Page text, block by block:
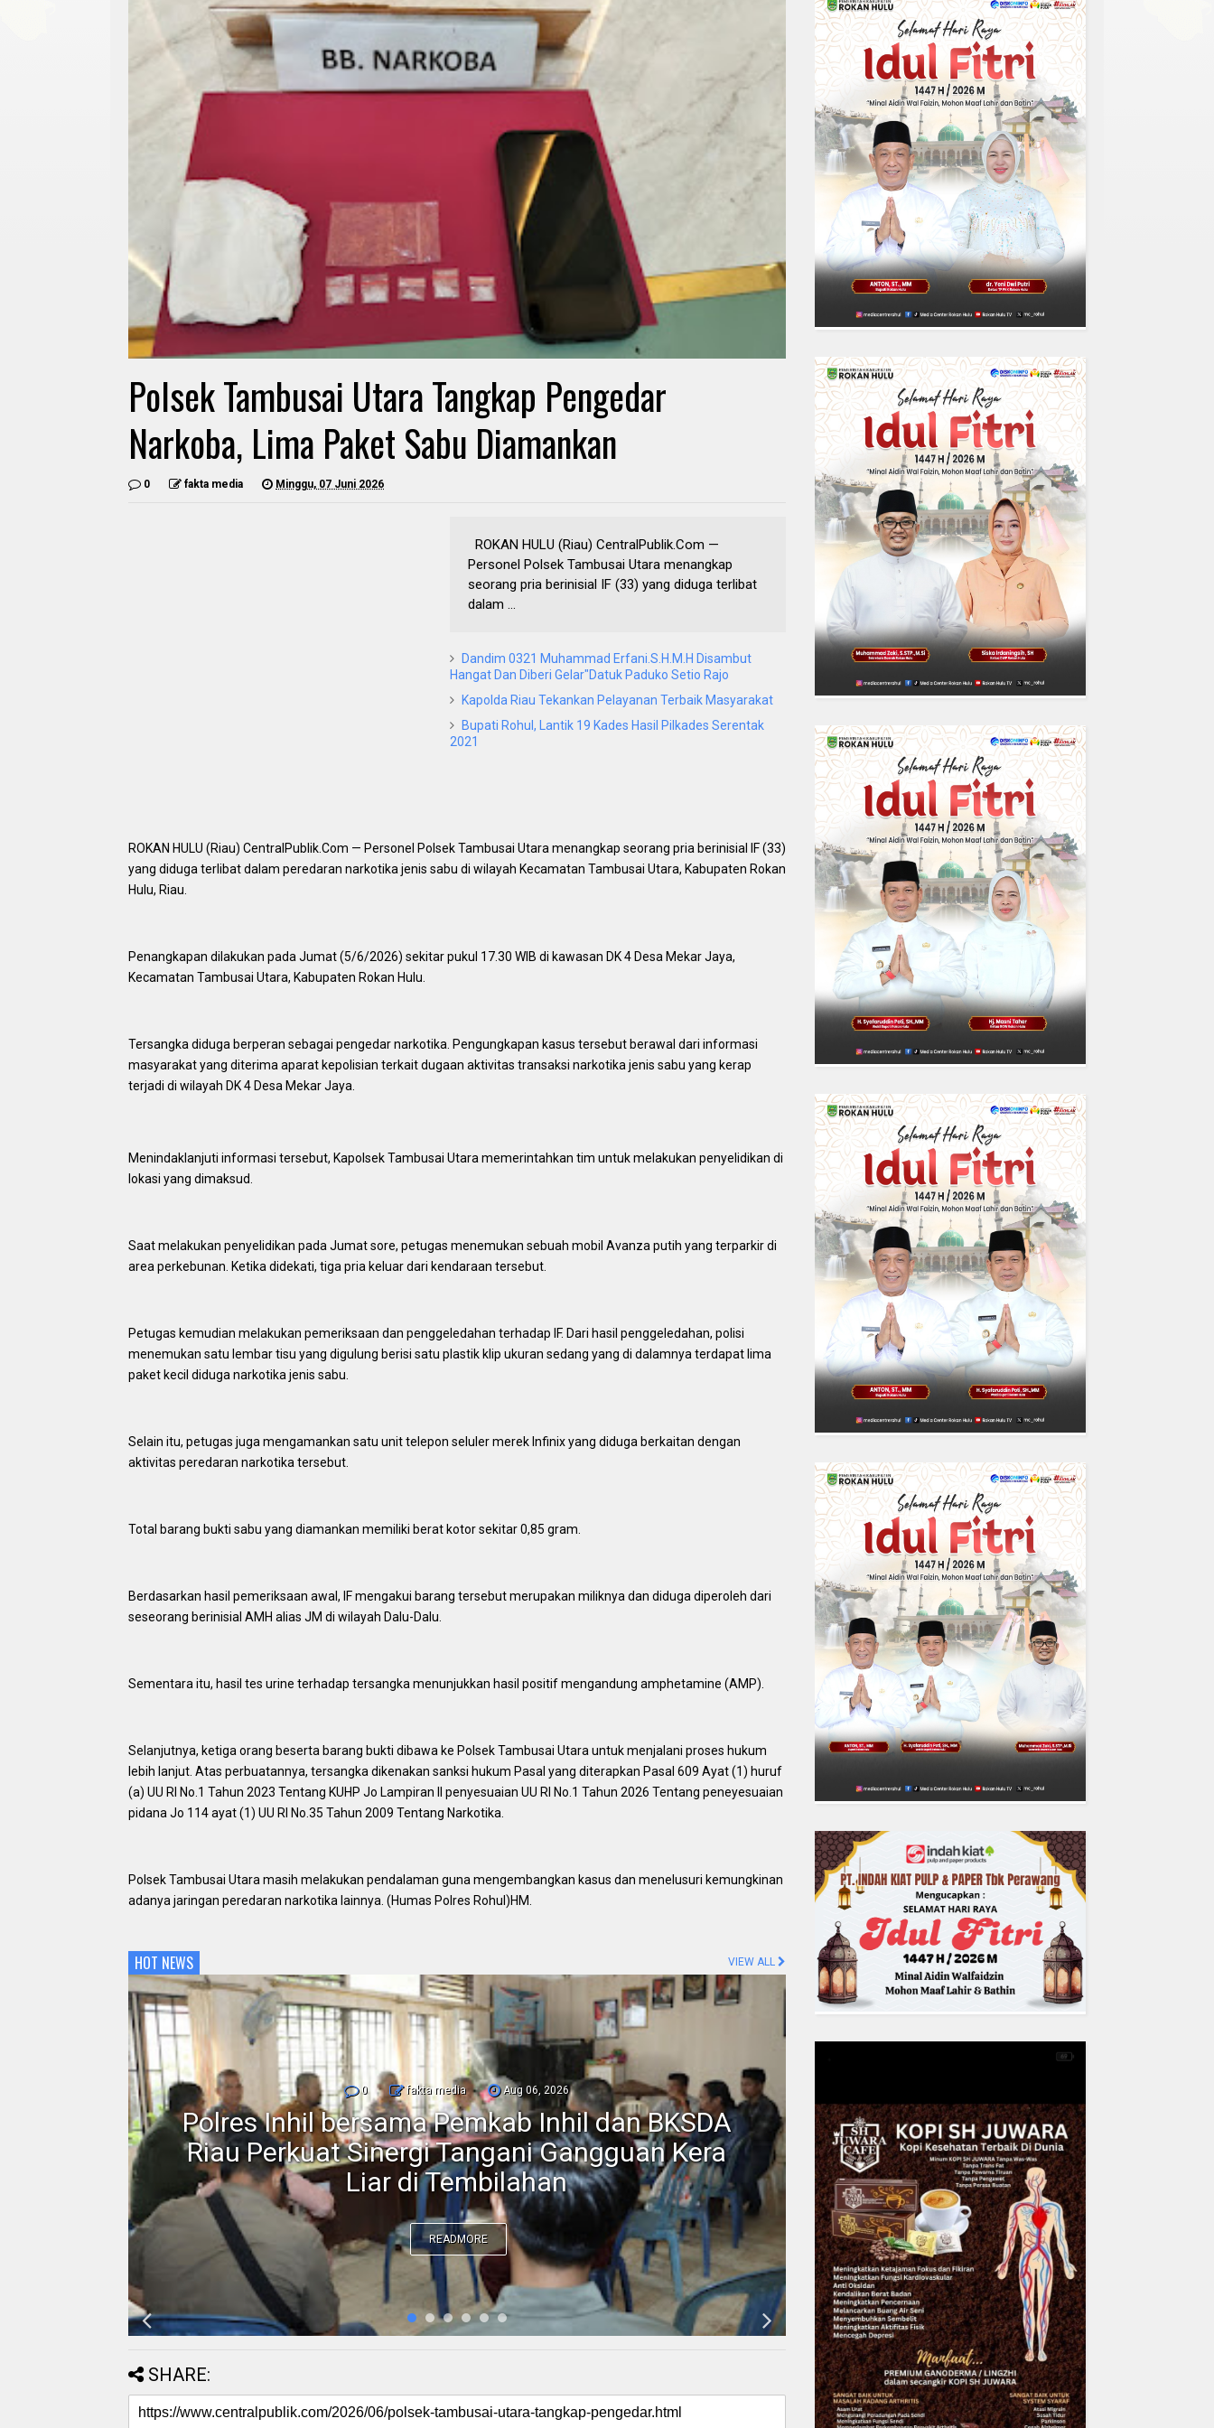
Polsek Tambusai Utara Tangkap Pengedar
Narkoba, Lima Paket Sabu Diamankan
0 fakta media Minggu, 07 Juni 2026
ROKAN HULU (Riau) CentralPublik.Com —
Personel Polsek Tambusai Utara menangkap
seorang pria berinisial IF (33) yang diduga terlibat
dalam ...
Dandim 0321 Muhammad Erfani.S.H.M.H Disambut
Hangat Dan Diberi Gelar"Datuk Paduko Setio Rajo
Kapolda Riau Tekankan Pelayanan Terbaik Masyarakat
Bupati Rohul, Lantik 19 Kades Hasil Pilkades Serentak
2021
ROKAN HULU (Riau) CentralPublik.Com — Personel Polsek Tambusai Utara menangkap seorang pria berinisial IF (33)
yang diduga terlibat dalam peredaran narkotika jenis sabu di wilayah Kecamatan Tambusai Utara, Kabupaten Rokan
Hulu, Riau.
Penangkapan dilakukan pada Jumat (5/6/2026) sekitar pukul 17.30 WIB di kawasan DK 4 Desa Mekar Jaya,
Kecamatan Tambusai Utara, Kabupaten Rokan Hulu.
Tersangka diduga berperan sebagai pengedar narkotika. Pengungkapan kasus tersebut berawal dari informasi
masyarakat yang diterima aparat kepolisian terkait dugaan aktivitas transaksi narkotika jenis sabu yang kerap
terjadi di wilayah DK 4 Desa Mekar Jaya.
Menindaklanjuti informasi tersebut, Kapolsek Tambusai Utara memerintahkan tim untuk melakukan penyelidikan di
lokasi yang dimaksud.
Saat melakukan penyelidikan pada Jumat sore, petugas menemukan sebuah mobil Avanza putih yang terparkir di
area perkebunan. Ketika didekati, tiga pria keluar dari kendaraan tersebut.
Petugas kemudian melakukan pemeriksaan dan penggeledahan terhadap IF. Dari hasil penggeledahan, polisi
menemukan satu lembar tisu yang digulung berisi satu plastik klip ukuran sedang yang di dalamnya terdapat lima
paket kecil diduga narkotika jenis sabu.
Selain itu, petugas juga mengamankan satu unit telepon seluler merek Infinix yang diduga berkaitan dengan
aktivitas peredaran narkotika tersebut.
Total barang bukti sabu yang diamankan memiliki berat kotor sekitar 0,85 gram.
Berdasarkan hasil pemeriksaan awal, IF mengakui barang tersebut merupakan miliknya dan diduga diperoleh dari
seseorang berinisial AMH alias JM di wilayah Dalu-Dalu.
Sementara itu, hasil tes urine terhadap tersangka menunjukkan hasil positif mengandung amphetamine (AMP).
Selanjutnya, ketiga orang beserta barang bukti dibawa ke Polsek Tambusai Utara untuk menjalani proses hukum
lebih lanjut. Atas perbuatannya, tersangka dikenakan sanksi hukum Pasal yang diterapkan Pasal 609 Ayat (1) huruf
(a) UU RI No.1 Tahun 2023 Tentang KUHP Jo Lampiran II penyesuaian UU RI No.1 Tahun 2026 Tentang peneyesuaian
pidana Jo 114 ayat (1) UU RI No.35 Tahun 2009 Tentang Narkotika.
Polsek Tambusai Utara masih melakukan pendalaman guna mengembangkan kasus dan menelusuri kemungkinan
adanya jaringan peredaran narkotika lainnya. (Humas Polres Rohul)HM.
HOT NEWS VIEW ALL
0 fakta media Aug 06, 2026
Polres Inhil bersama Pemkab Inhil dan BKSDA
Riau Perkuat Sinergi Tangani Gangguan Kera
Liar di Tembilahan
READMORE
DPC IKADIN Pekanbaru
Desak Polda Riau Beri
Advokat
SHARE: